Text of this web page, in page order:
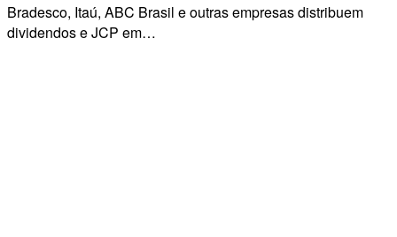
Bradesco, Itaú, ABC Brasil e outras empresas distribuem
dividendos e JCP em…